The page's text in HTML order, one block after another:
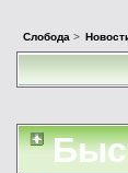
Слобода >